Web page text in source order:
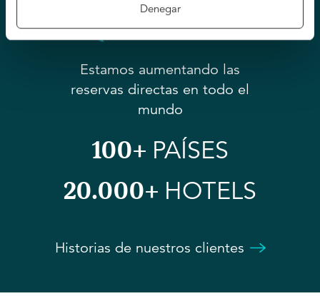
Denegar
Estamos aumentando las
reservas directas en todo el
mundo
100+ PAÍSES
20.000+ HOTELS
Historias de nuestros clientes